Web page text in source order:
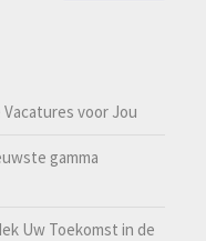
voor Jou
gamma
Uw Toekomst in de